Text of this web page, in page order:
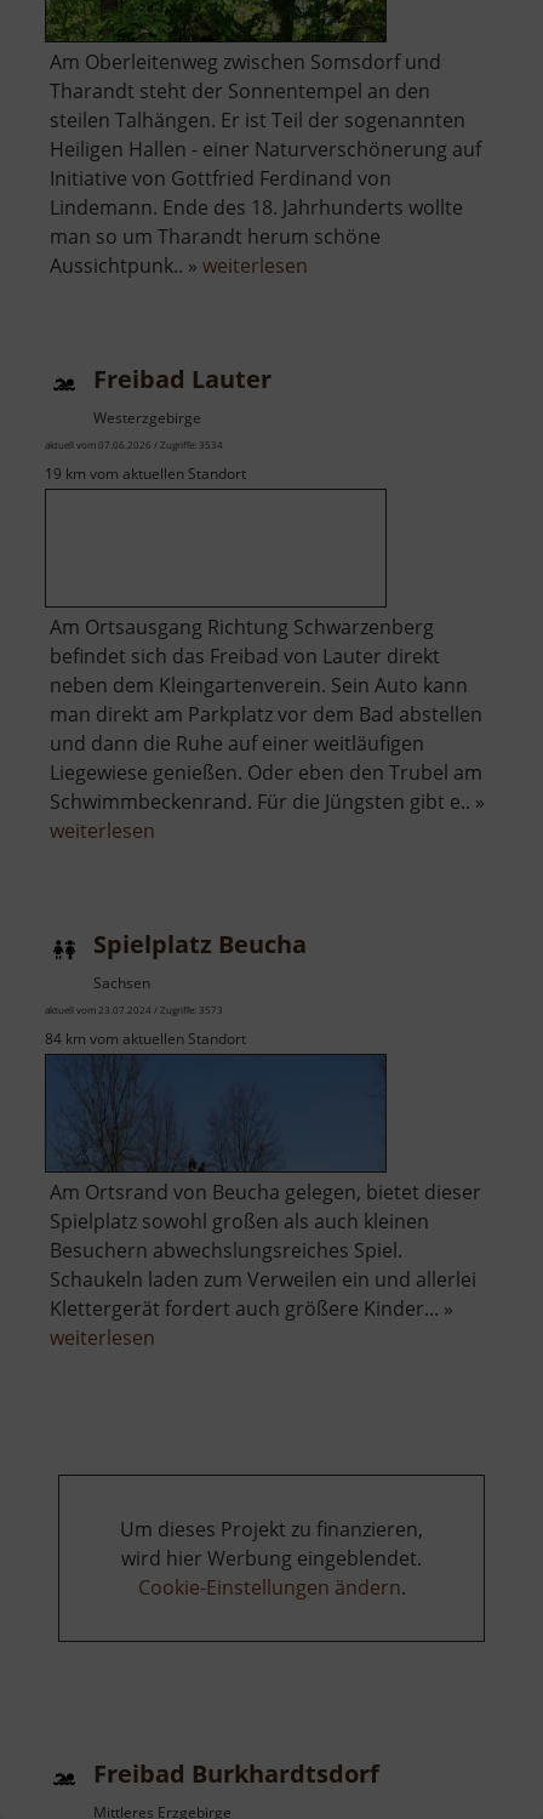
Am Oberleitenweg zwischen Somsdorf und
Tharandt steht der Sonnentempel an den
steilen Talhängen. Er ist Teil der sogenannten
Heiligen Hallen - einer Naturverschönerung auf
Initiative von Gottfried Ferdinand von
Lindemann. Ende des 18. Jahrhunderts wollte
man so um Tharandt herum schöne
Aussichtpunk.. » weiterlesen
Freibad Lauter
Westerzgebirge
aktuell vom 07.06.2026 / Zugriffe: 3534
19 km vom aktuellen Standort
Am Ortsausgang Richtung Schwarzenberg
befindet sich das Freibad von Lauter direkt
neben dem Kleingartenverein. Sein Auto kann
man direkt am Parkplatz vor dem Bad abstellen
und dann die Ruhe auf einer weitläufigen
Liegewiese genießen. Oder eben den Trubel am
Schwimmbeckenrand. Für die Jüngsten gibt e.. »
weiterlesen
Spielplatz Beucha
Sachsen
aktuell vom 23.07.2024 / Zugriffe: 3573
84 km vom aktuellen Standort
Am Ortsrand von Beucha gelegen, bietet dieser
Spielplatz sowohl großen als auch kleinen
Besuchern abwechslungsreiches Spiel.
Schaukeln laden zum Verweilen ein und allerlei
Klettergerät fordert auch größere Kinder... »
weiterlesen
Um dieses Projekt zu finanzieren,
wird hier Werbung eingeblendet.
Cookie-Einstellungen ändern.
Freibad Burkhardtsdorf
Mittleres Erzgebirge